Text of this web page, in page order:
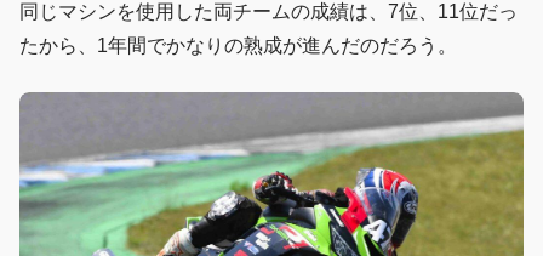
同じマシンを使用した両チームの成績は、7位、11位だっ
たから、1年間でかなりの熟成が進んだのだろう。